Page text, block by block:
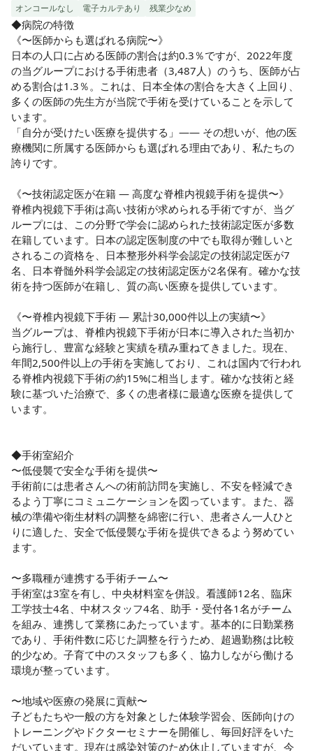
オンコールなし 電子カルテあり 残業少なめ
◆病院の特徴
《〜医師からも選ばれる病院〜》
日本の人口に占める医師の割合は約0.3％ですが、2022年度
の当グループにおける手術患者（3,487人）のうち、医師が占
める割合は1.3％。これは、日本全体の割合を大きく上回り、
多くの医師の先生方が当院で手術を受けていることを示して
います。
「自分が受けたい医療を提供する」—— その想いが、他の医
療機関に所属する医師からも選ばれる理由であり、私たちの
誇りです。
《〜技術認定医が在籍 — 高度な脊椎内視鏡手術を提供〜》
脊椎内視鏡下手術は高い技術が求められる手術ですが、当グ
ループには、この分野で学会に認められた技術認定医が多数
在籍しています。日本の認定医制度の中でも取得が難しいと
されるこの資格を、日本整形外科学会認定の技術認定医が7
名、日本脊髄外科学会認定の技術認定医が2名保有。確かな技
術を持つ医師が在籍し、質の高い医療を提供しています。
《〜脊椎内視鏡下手術 — 累計30,000件以上の実績〜》
当グループは、脊椎内視鏡下手術が日本に導入された当初か
ら施行し、豊富な経験と実績を積み重ねてきました。現在、
年間2,500件以上の手術を実施しており、これは国内で行われ
る脊椎内視鏡下手術の約15%に相当します。確かな技術と経
験に基づいた治療で、多くの患者様に最適な医療を提供して
います。
◆手術室紹介
〜低侵襲で安全な手術を提供〜
手術前には患者さんへの術前訪問を実施し、不安を軽減でき
るよう丁寧にコミュニケーションを図っています。また、器
械の準備や衛生材料の調整を綿密に行い、患者さん一人ひと
りに適した、安全で低侵襲な手術を提供できるよう努めてい
ます。
〜多職種が連携する手術チーム〜
手術室は3室を有し、中央材料室を併設。看護師12名、臨床
工学技士4名、中材スタッフ4名、助手・受付各1名がチーム
を組み、連携して業務にあたっています。基本的に日勤業務
であり、手術件数に応じた調整を行うため、超過勤務は比較
的少なめ。子育て中のスタッフも多く、協力しながら働ける
環境が整っています。
〜地域や医療の発展に貢献〜
子どもたちや一般の方を対象とした体験学習会、医師向けの
トレーニングやドクターセミナーを開催し、毎回好評をいた
だいています。現在は感染対策のため休止していますが、今